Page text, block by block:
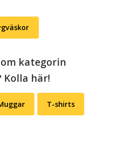
kategorin
Kolla här!
T-shirts